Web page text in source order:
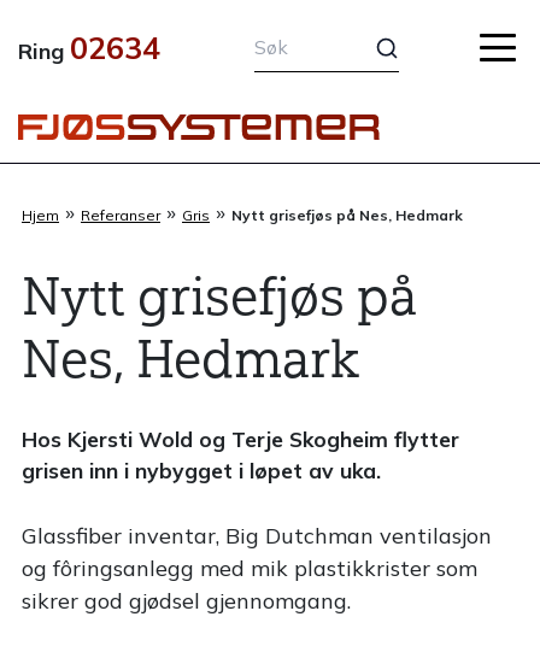
rett
innholdet
Ring 02634
Hjem » Referanser» Gris » Nytt grisefjøs på Nes, Hedmark
Nytt grisefjøs på
Nes, Hedmark
Hos Kjersti Wold og Terje Skogheim flytter
grisen inn i nybygget i løpet av uka.
Glassfiber inventar, Big Dutchman ventilasjon
og fôringsanlegg med mik plastikkrister som
sikrer god gjødsel gjennomgang.